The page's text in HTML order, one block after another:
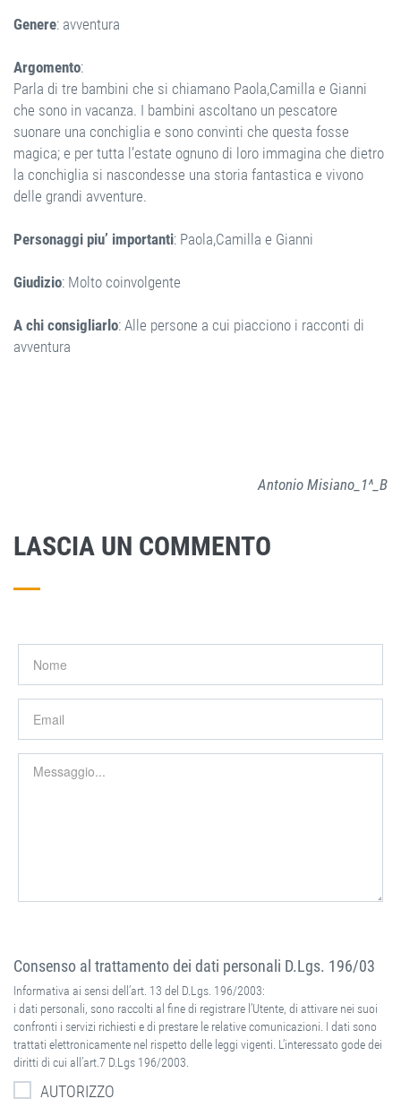
Genere: avventura
Argomento:
Parla di tre bambini che si chiamano Paola,Camilla e Gianni
che sono in vacanza. I bambini ascoltano un pescatore
suonare una conchiglia e sono convinti che questa fosse
magica; e per tutta l’estate ognuno di loro immagina che dietro
la conchiglia si nascondesse una storia fantastica e vivono
delle grandi avventure.
Personaggi piu’ importanti: Paola,Camilla e Gianni
Giudizio: Molto coinvolgente
A chi consigliarlo: Alle persone a cui piacciono i racconti di
avventura
Antonio Misiano_1^_B
LASCIA UN COMMENTO
Consenso al trattamento dei dati personali D.Lgs. 196/03
Informativa ai sensi dell’art. 13 del D.Lgs. 196/2003:
i dati personali, sono raccolti al fine di registrare l’Utente, di attivare nei suoi
confronti i servizi richiesti e di prestare le relative comunicazioni. I dati sono
trattati elettronicamente nel rispetto delle leggi vigenti. L’interessato gode dei
diritti di cui all’art.7 D.Lgs 196/2003.
AUTORIZZO